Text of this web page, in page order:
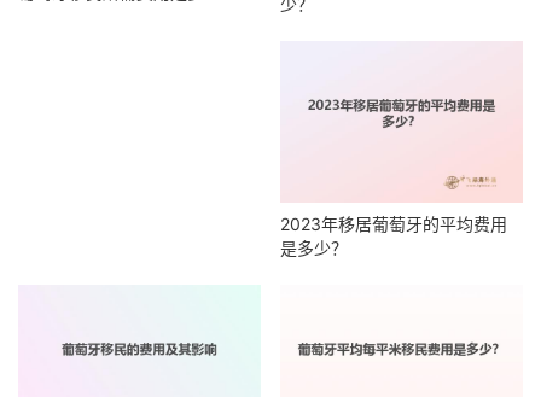
少？
2023年移居葡萄牙的平均费用
是多少？